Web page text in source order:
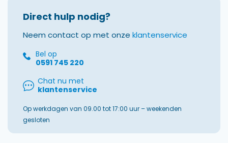
Direct hulp nodig?
Neem contact op met onze klantenservice
Bel op
0591 745 220
Chat nu met
klantenservice
Op werkdagen van 09.00 tot 17:00 uur – weekenden
gesloten